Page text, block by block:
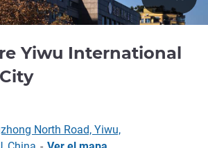
Yiwu International
North Road, Yiwu,